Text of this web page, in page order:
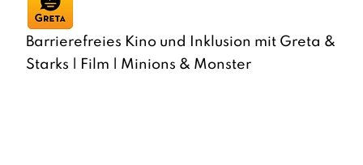
Barrierefreies Kino und Inklusion mit Greta &
Starks | Film | Minions & Monster